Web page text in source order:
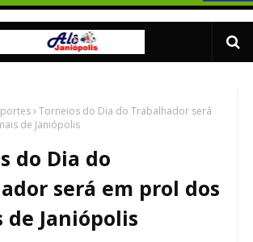
Torneios do Dia do Trabalhador será
de Janiópolis
do Dia do
será em prol dos
de Janiópolis